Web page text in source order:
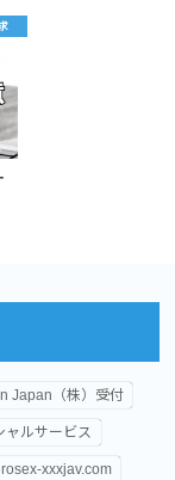
Japan（株）受付
ャルサービス
xxxjav.com